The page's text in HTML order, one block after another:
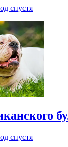
спустя
спустя